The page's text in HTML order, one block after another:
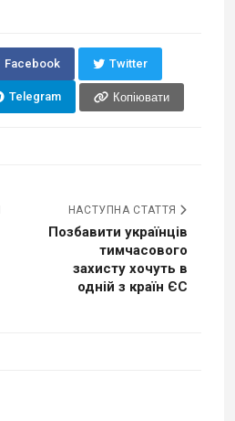
Facebook Twitter
Telegram Копіювати
НАСТУПНА СТАТТЯ
Позбавити українців
тимчасового
захисту хочуть в
одній з країн ЄС